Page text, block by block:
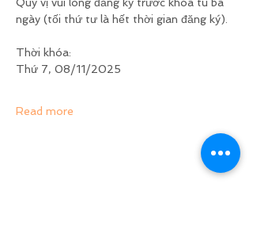
ngày (tối thứ tư là hết thời gian đăng ký).
Thời khóa:
Thứ 7, 08/11/2025
Read more